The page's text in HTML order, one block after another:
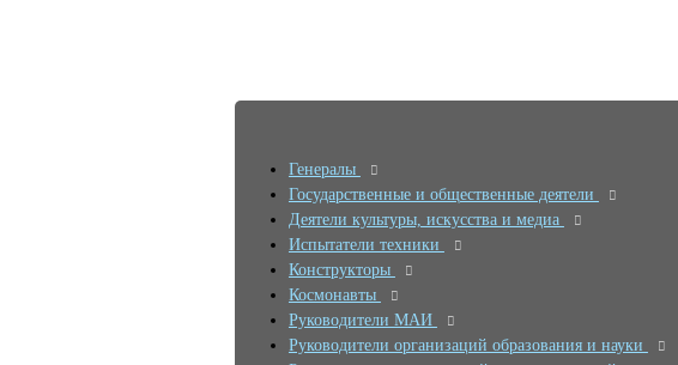
Генералы
Государственные и общественные деятели
Деятели культуры, искусства и медиа
Испытатели техники
Конструкторы
Космонавты
Руководители МАИ
Руководители организаций образования и науки